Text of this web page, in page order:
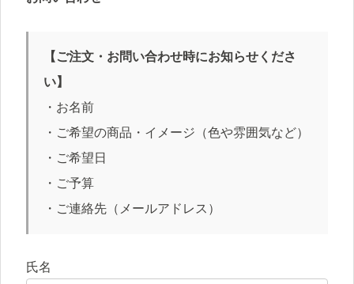
【ご注文・お問い合わせ時にお知らせくださ
い】
・お名前
・ご希望の商品・イメージ（色や雰囲気など）
・ご希望日
・ご予算
・ご連絡先（メールアドレス）
氏名